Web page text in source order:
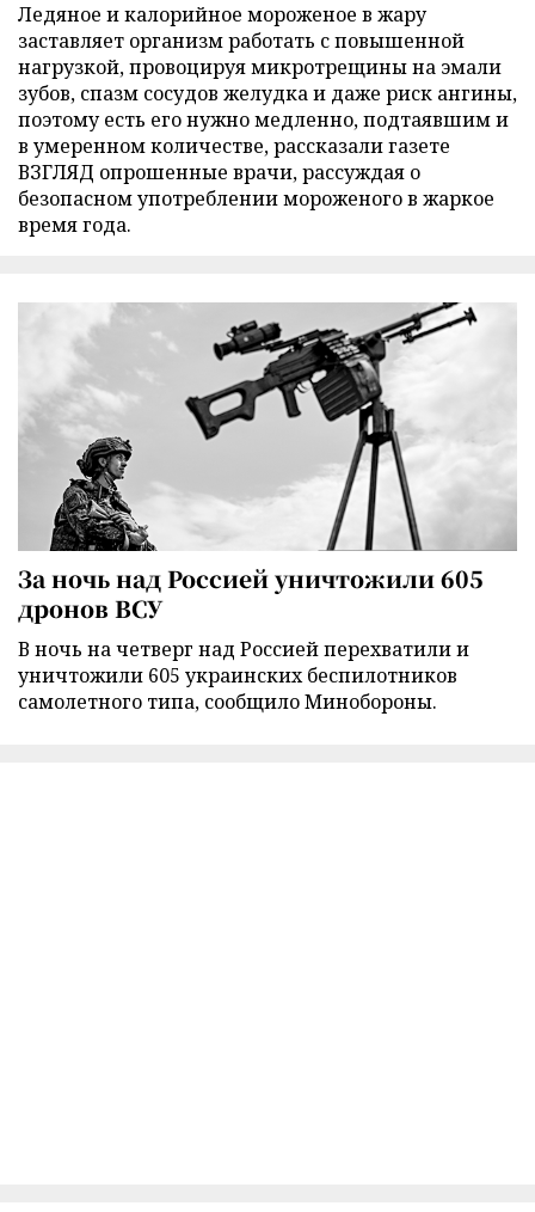
Ледяное и калорийное мороженое в жару
заставляет организм работать с повышенной
нагрузкой, провоцируя микротрещины на эмали
зубов, спазм сосудов желудка и даже риск ангины,
поэтому есть его нужно медленно, подтаявшим и
в умеренном количестве, рассказали газете
ВЗГЛЯД опрошенные врачи, рассуждая о
безопасном употреблении мороженого в жаркое
время года.
За ночь над Россией уничтожили 605
дронов ВСУ
В ночь на четверг над Россией перехватили и
уничтожили 605 украинских беспилотников
самолетного типа, сообщило Минобороны.